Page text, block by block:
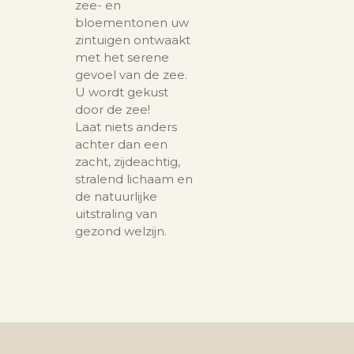
zee- en
bloementonen uw
zintuigen ontwaakt
met het serene
gevoel van de zee.
U wordt gekust
door de zee!
Laat niets anders
achter dan een
zacht, zijdeachtig,
stralend lichaam en
de natuurlijke
uitstraling van
gezond welzijn.